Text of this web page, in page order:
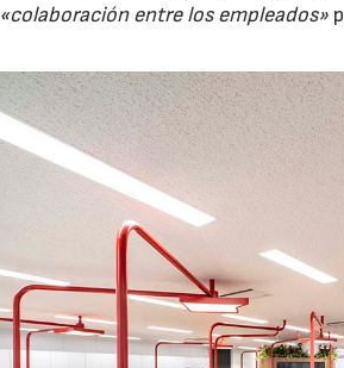
«colaboración entre los empleados»
06/07/2026